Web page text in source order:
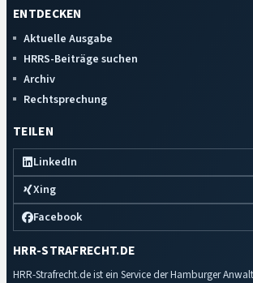
ENTDECKEN
Aktuelle Ausgabe
HRRS-Beiträge suchen
Archiv
Rechtsprechung
TEILEN
LinkedIn
Xing
Facebook
HRR-STRAFRECHT.DE
HRR-Strafrecht.de ist ein Service der Hamburger